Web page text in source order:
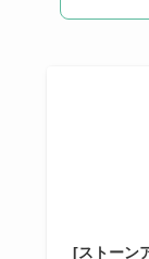
[ストーン